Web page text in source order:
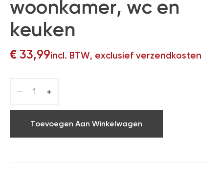
woonkamer, wc en
keuken
€ 33,99incl. BTW, exclusief verzendkosten
Toevoegen Aan Winkelwagen